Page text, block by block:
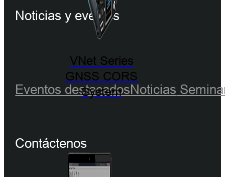
VNet Series
GNSS CORS
System
Noticias y eventos
Eventos destacadosNoticias
Contáctenos